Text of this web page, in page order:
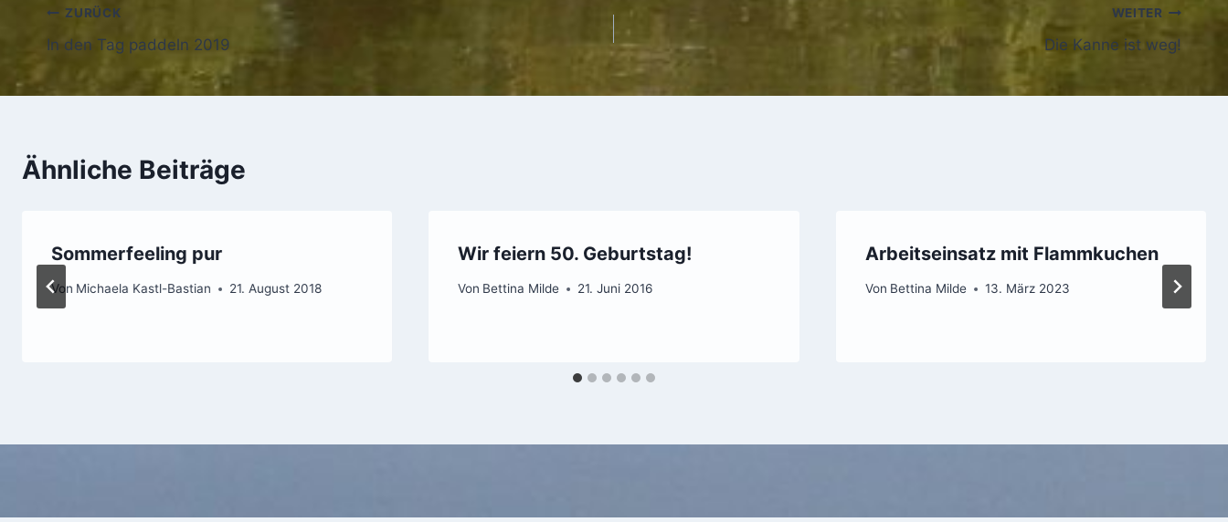
Beitragsnavigation
ZURÜCK
In den Tag paddeln 2019
WEITER
Die Kanne ist weg!
Ähnliche Beiträge
Sommerfeeling pur
Von Michaela Kastl-Bastian 21. August 2018
Wir feiern 50. Geburtstag!
Von Bettina Milde 21. Juni 2016
Arbeitseinsatz mit Flammkuchen
Von Bettina Milde 13. März 2023